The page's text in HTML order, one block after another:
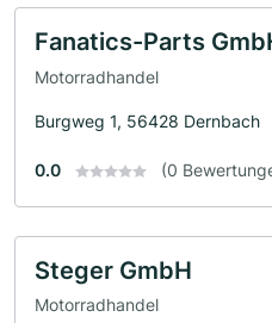
Fanatics-Parts
Motorradhandel
Burgweg 1, 56428 Dernbach
0.0 (0
Steger GmbH
Motorradhandel